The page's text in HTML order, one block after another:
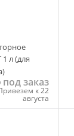
1 л (для
под заказ
к 22
августа